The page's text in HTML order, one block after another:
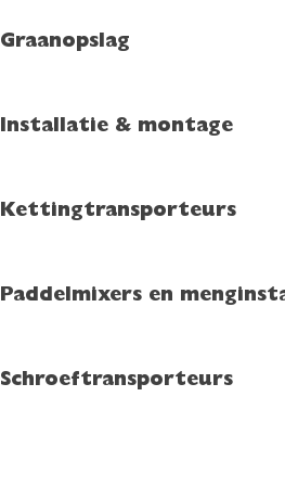
Graanopslag
Installatie & montage
Kettingtransporteurs
Paddelmixers en
Schroeftransporteurs